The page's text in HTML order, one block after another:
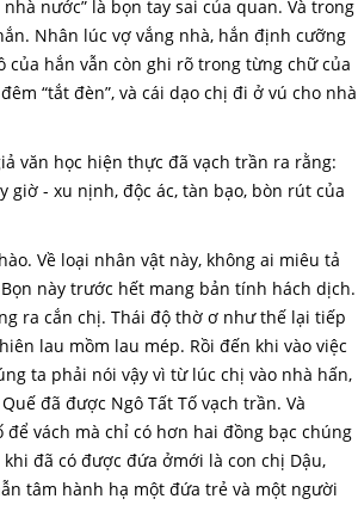
nước” là bọn tay sai của quan. Và trong
Nhân lúc vợ vắng nhà, hắn định cưỡng
hắn vẫn còn ghi rõ trong từng chữ của
“tắt đèn”, và cái dạo chị đi ở vú cho nhà
văn học hiện thực đã vạch trần ra rằng:
- xu nịnh, độc ác, tàn bạo, bòn rút của
Về loại nhân vật này, không ai miêu tả
này trước hết mang bản tính hách dịch.
ra cắn chị. Thái độ thờ ơ như thế lại tiếp
lau mồm lau mép. Rồi đến khi vào việc
ta phải nói vậy vì từ lúc chị vào nhà hấn,
đã được Ngô Tất Tố vạch trần. Và
vách mà chỉ có hơn hai đồng bạc chúng
đã có được đứa ởmới là con chị Dậu,
tâm hành hạ một đứa trẻ và một người